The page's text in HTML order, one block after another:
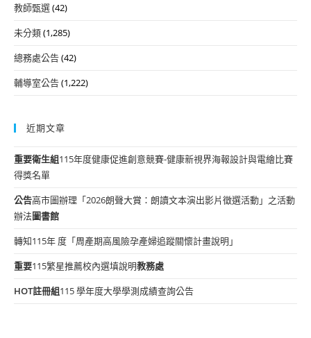
教師甄選(42)
未分類(1,285)
總務處公告(42)
輔導室公告(1,222)
近期文章
重要衛生組115年度健康促進創意競賽-健康新視界海報設計與電繪比賽
得獎名單
公告高市圖辦理「2026朗聲大賞：朗讀文本演出影片徵選活動」之活動
辦法圖書館
轉知115年 度「周產期高風險孕產婦追蹤關懷計畫說明」
重要115繁星推薦校內選填說明教務處
HOT註冊組115 學年度大學學測成績查詢公告